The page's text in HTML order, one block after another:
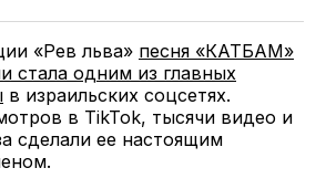
поделитесь
ссылкой
«Рев льва» песня «КАТБАМ»
стала одним из главных
в израильских соцсетях.
в TikTok, тысячи видео и
сделали ее настоящим